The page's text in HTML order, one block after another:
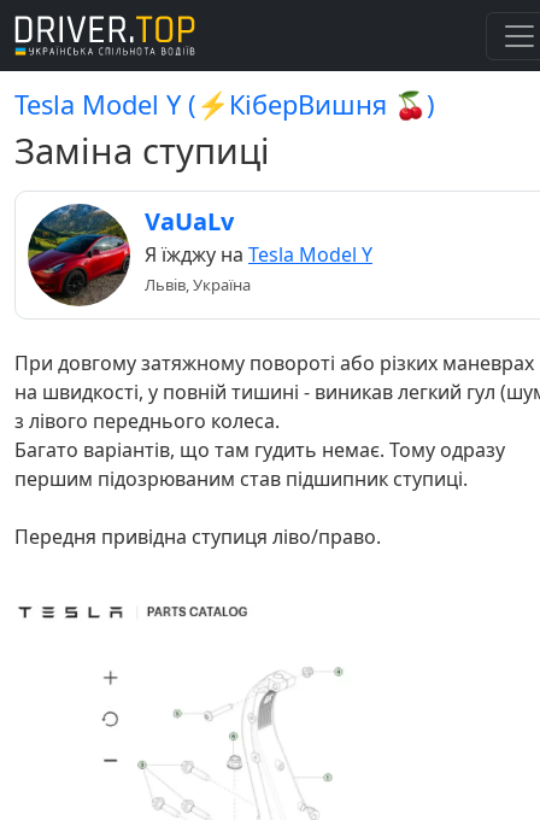
Tesla Model Y (⚡️КіберВишня 🍒)
Заміна ступиці
VaUaLv
Я їжджу на Tesla Model Y
Львів, Україна
При довгому затяжному повороті або різких маневрах
на швидкості, у повній тишині - виникав легкий гул
з лівого переднього колеса.
Багато варіантів, що там гудить немає. Тому одразу
першим підозрюваним став підшипник ступиці.
Передня привідна ступиця ліво/право.